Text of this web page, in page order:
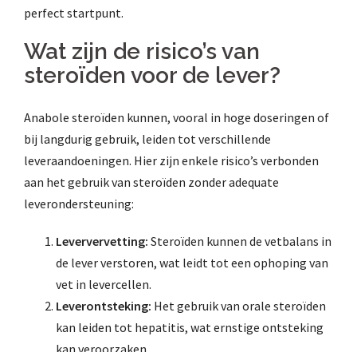
perfect startpunt.
Wat zijn de risico’s van
steroïden voor de lever?
Anabole steroïden kunnen, vooral in hoge doseringen of
bij langdurig gebruik, leiden tot verschillende
leveraandoeningen. Hier zijn enkele risico’s verbonden
aan het gebruik van steroïden zonder adequate
leverondersteuning:
Leververvetting: Steroïden kunnen de vetbalans in
de lever verstoren, wat leidt tot een ophoping van
vet in levercellen.
Leverontsteking: Het gebruik van orale steroïden
kan leiden tot hepatitis, wat ernstige ontsteking
kan veroorzaken.